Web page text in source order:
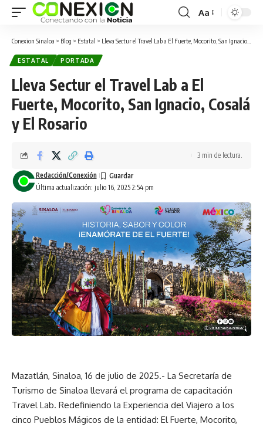
Aa
Conexion Sinaloa > Blog > Estatal > Lleva Sectur el Travel Lab a El Fuerte, Mocorito, San Ignacio, Cosalá y El Rosario
ESTATAL PORTADA
Lleva Sectur el Travel Lab a El
Fuerte, Mocorito, San Ignacio, Cosalá
y El Rosario
Última actualización: julio 16, 2025 2:54 pm
Redacción/Conexión
3 min de lectura.
Mazatlán, Sinaloa, 16 de julio de 2025.- La Secretaría de
Turismo de Sinaloa llevará el programa de capacitación
Travel Lab. Redefiniendo la Experiencia del Viajero a los
cinco Pueblos Mágicos de la entidad: El Fuerte, Mocorito,